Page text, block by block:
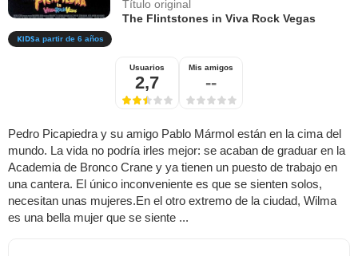
Título original
The Flintstones in Viva Rock Vegas
a partir de 6 años
Usuarios
2,7
Mis amigos
--
Pedro Picapiedra y su amigo Pablo Mármol están en la cima del
mundo. La vida no podría irles mejor: se acaban de graduar en la
Academia de Bronco Crane y ya tienen un puesto de trabajo en
una cantera. El único inconveniente es que se sienten solos,
necesitan unas mujeres.En el otro extremo de la ciudad, Wilma
es una bella mujer que se siente ...